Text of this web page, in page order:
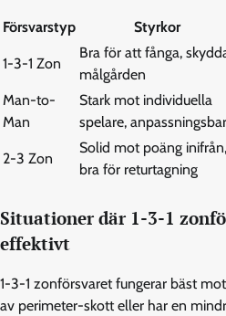
Försvarstyp Styrkor
1-3-1 Zon
Bra för att fånga,
målgården
Man-to-
Man
Stark mot individuella
spelare, anpassningsbar
2-3 Zon
Solid mot poäng inifrån,
bra för returtagning
Situationer där 1-3-1
effektivt
1-3-1 zonförsvaret fungerar bäst
av perimeter-skott eller har en